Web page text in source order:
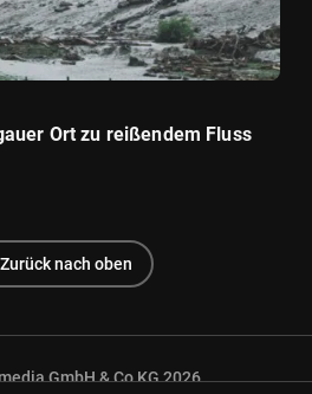
Ort zu reißendem Fluss
Zurück nach oben
GmbH & Co KG 2026